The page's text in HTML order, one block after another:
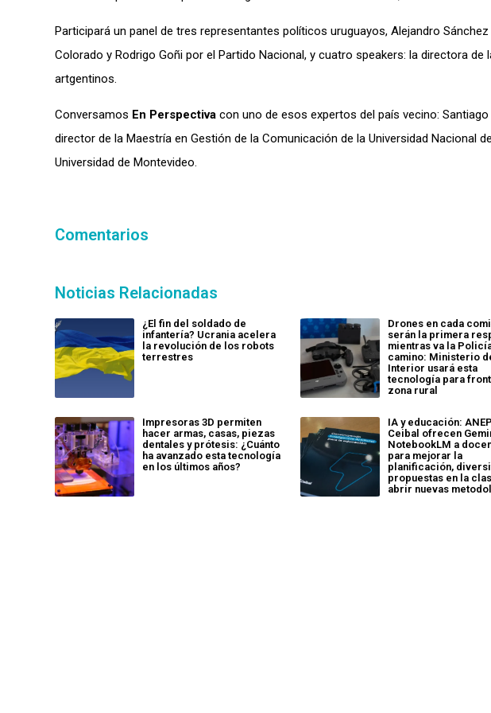
Participará un panel de tres representantes políticos uruguayos, Alejandro
Colorado y Rodrigo Goñi por el Partido Nacional, y cuatro speakers: la directora
artgentinos.
Conversamos En Perspectiva con uno de esos expertos del país vecino:
director de la Maestría en Gestión de la Comunicación de la Universidad Nacional
Universidad de Montevideo.
Comentarios
Noticias Relacionadas
¿El fin del soldado de
infantería? Ucrania acelera
la revolución de los robots
terrestres
Drones en cada
serán la primera
mientras va la
camino: Ministerio
Interior usará esta
tecnología para
zona rural
Impresoras 3D permiten
hacer armas, casas, piezas
dentales y prótesis: ¿Cuánto
ha avanzado esta tecnología
en los últimos años?
IA y educación:
Ceibal ofrecen
NotebookLM a
para mejorar la
planificación,
propuestas en la
abrir nuevas